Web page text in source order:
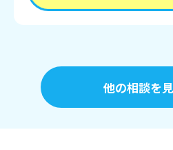
他の相談を